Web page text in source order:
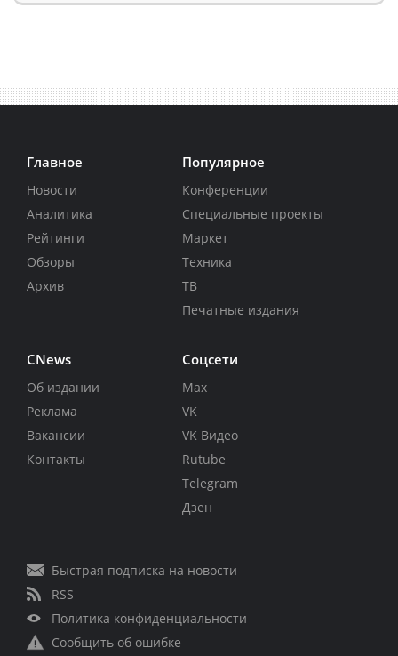
Главное
Новости
Аналитика
Рейтинги
Обзоры
Архив
Популярное
Конференции
Специальные проекты
Маркет
Техника
ТВ
Печатные издания
CNews
Об издании
Реклама
Вакансии
Контакты
Соцсети
Max
VK
VK Видео
Rutube
Telegram
Дзен
Быстрая подписка на новости
RSS
Политика конфиденциальности
Сообщить об ошибке